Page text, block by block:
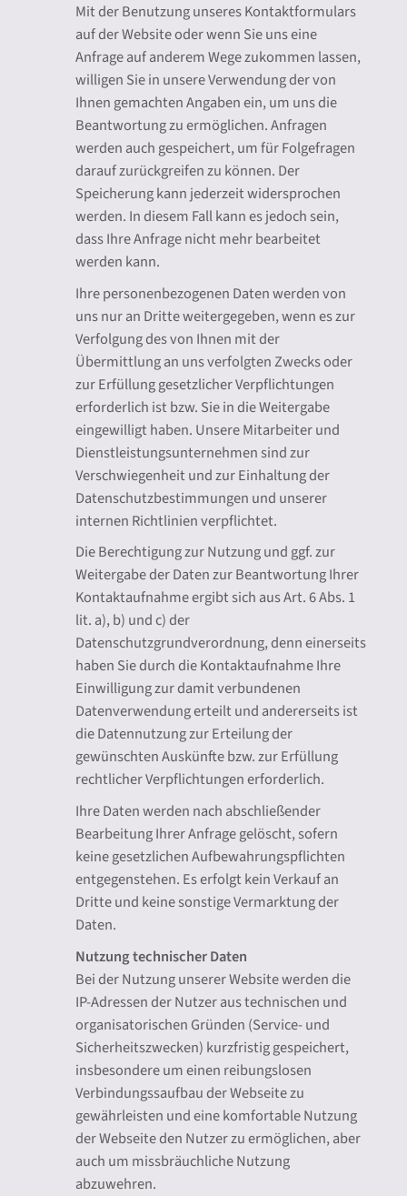
Mit der Benutzung unseres Kontaktformulars
auf der Website oder wenn Sie uns eine
Anfrage auf anderem Wege zukommen lassen,
willigen Sie in unsere Verwendung der von
Ihnen gemachten Angaben ein, um uns die
Beantwortung zu ermöglichen. Anfragen
werden auch gespeichert, um für Folgefragen
darauf zurückgreifen zu können. Der
Speicherung kann jederzeit widersprochen
werden. In diesem Fall kann es jedoch sein,
dass Ihre Anfrage nicht mehr bearbeitet
werden kann.
Ihre personenbezogenen Daten werden von
uns nur an Dritte weitergegeben, wenn es zur
Verfolgung des von Ihnen mit der
Übermittlung an uns verfolgten Zwecks oder
zur Erfüllung gesetzlicher Verpflichtungen
erforderlich ist bzw. Sie in die Weitergabe
eingewilligt haben. Unsere Mitarbeiter und
Dienstleistungsunternehmen sind zur
Verschwiegenheit und zur Einhaltung der
Datenschutzbestimmungen und unserer
internen Richtlinien verpflichtet.
Die Berechtigung zur Nutzung und ggf. zur
Weitergabe der Daten zur Beantwortung Ihrer
Kontaktaufnahme ergibt sich aus Art. 6 Abs. 1
lit. a), b) und c) der
Datenschutzgrundverordnung, denn einerseits
haben Sie durch die Kontaktaufnahme Ihre
Einwilligung zur damit verbundenen
Datenverwendung erteilt und andererseits ist
die Datennutzung zur Erteilung der
gewünschten Auskünfte bzw. zur Erfüllung
rechtlicher Verpflichtungen erforderlich.
Ihre Daten werden nach abschließender
Bearbeitung Ihrer Anfrage gelöscht, sofern
keine gesetzlichen Aufbewahrungspflichten
entgegenstehen. Es erfolgt kein Verkauf an
Dritte und keine sonstige Vermarktung der
Daten.
Nutzung technischer Daten
Bei der Nutzung unserer Website werden die
IP-Adressen der Nutzer aus technischen und
organisatorischen Gründen (Service- und
Sicherheitszwecken) kurzfristig gespeichert,
insbesondere um einen reibungslosen
Verbindungssaufbau der Webseite zu
gewährleisten und eine komfortable Nutzung
der Webseite den Nutzer zu ermöglichen, aber
auch um missbräuchliche Nutzung
abzuwehren.